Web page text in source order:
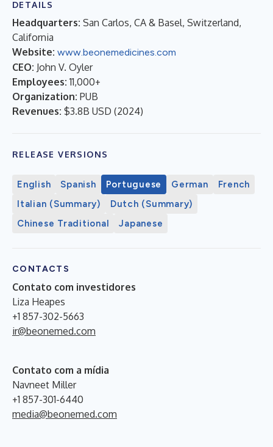
DETAILS
Headquarters: San Carlos, CA & Basel, Switzerland,
California
Website: www.beonemedicines.com
CEO: John V. Oyler
Employees: 11,000+
Organization: PUB
Revenues: $3.8B USD (2024)
RELEASE VERSIONS
English Spanish Portuguese German
French
Italian (Summary)
Dutch (Summary)
Chinese Traditional
Japanese
CONTACTS
Contato com investidores
Liza Heapes
+1 857-302-5663
ir@beonemed.com
Contato com a mídia
Navneet Miller
+1 857-301-6440
media@beonemed.com